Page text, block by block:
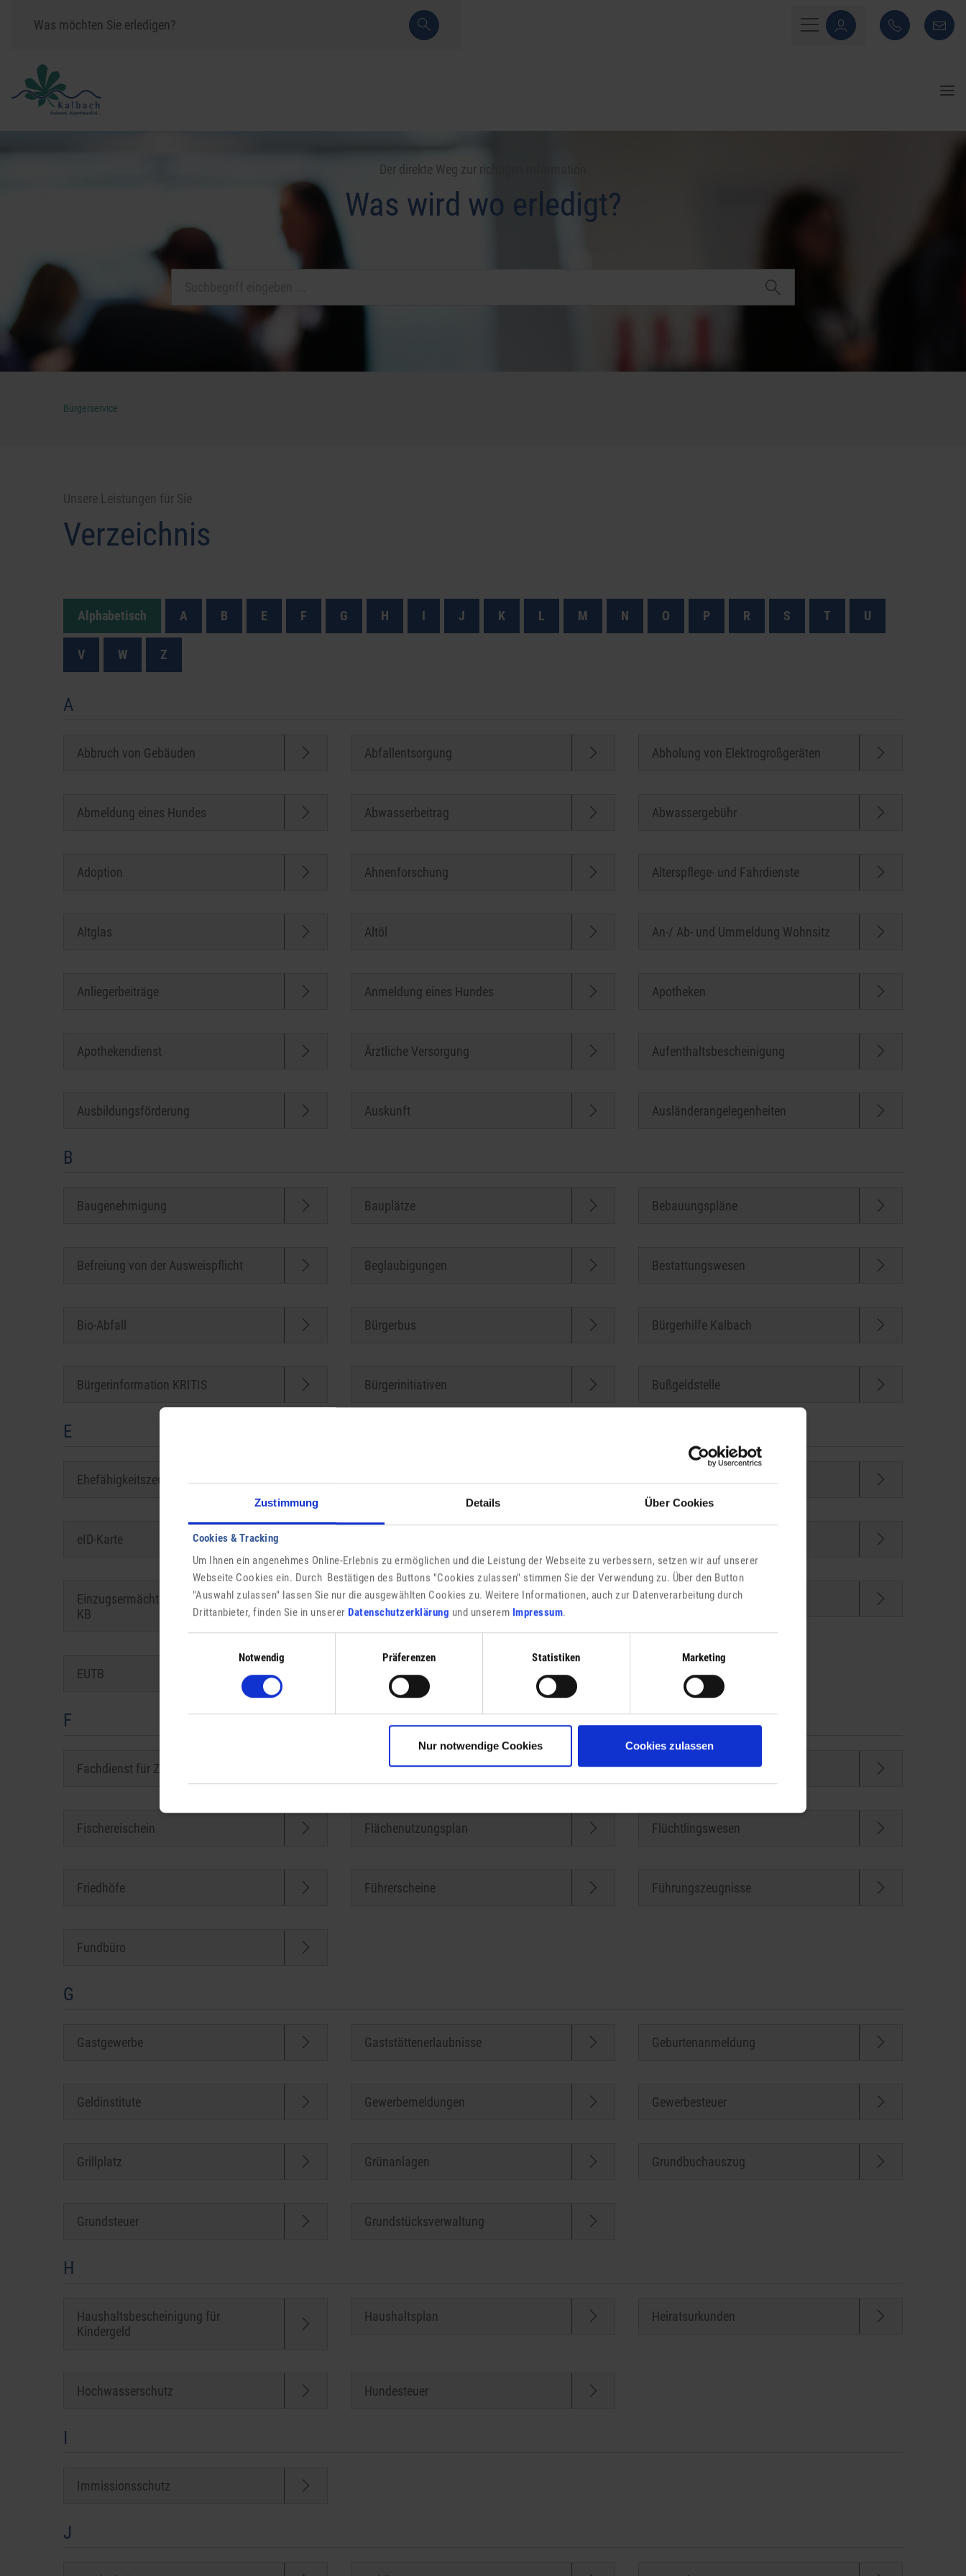
Zustimmung Details Über Cookies
Cookies & Tracking
Um Ihnen ein angenehmes Online-Erlebnis zu ermöglichen und die Leistung der Webseite zu verbessern, setzen wir auf unserer
Webseite Cookies ein. Durch Bestätigen des Buttons "Cookies zulassen" stimmen Sie der Verwendung zu. Über den Button
"Auswahl zulassen" lassen Sie nur die ausgewählten Cookies zu. Weitere Informationen, auch zur Datenverarbeitung durch
Drittanbieter, finden Sie in unserer Datenschutzerklärung und unserem Impressum.
Notwendig
Präferenzen Statistiken Marketing
Nur notwendige Cookies Cookies zulassen
Der direkte Weg zur richtigen Information
Was wird wo erledigt?
Bürgerservice
Unsere Leistungen für Sie
Verzeichnis
Alphabetisch A B E F G H I J K L M N O P R S T U
V W Z
A
Abbruch von Gebäuden Abfallentsorgung Abholung von Elektrogroßgeräten
Abmeldung eines Hundes Abwasserbeitrag Abwassergebühr
Adoption Ahnenforschung Alterspflege- und Fahrdienste
Altglas Altöl An-/ Ab- und Ummeldung Wohnsitz
Anliegerbeiträge Anmeldung eines Hundes Apotheken
Apothekendienst Ärztliche Versorgung Aufenthaltsbescheinigung
Ausbildungsförderung Auskunft Ausländerangelegenheiten
B
Baugenehmigung Bauplätze Bebauungspläne
Befreiung von der Ausweispflicht Beglaubigungen Bestattungswesen
Bio-Abfall Bürgerbus Bürgerhilfe Kalbach
Bürgerinformation KRITIS Bürgerinitiativen Bußgeldstelle
E
Ehefähigkeitszeugnis Eheschließung Ehrungen
eID-Karte
Einzugsermächtigung | Größe: 220
KB
Elektrogeräteentsorgung Entwässerung
EUTB
F
Fachdienst für Zuwanderung Familienfürsorge Feuerwehr
Fischereischein Flächenutzungsplan Flüchtlingswesen
Friedhöfe Führerscheine Führungszeugnisse
Fundbüro
G
Gastgewerbe Gaststättenerlaubnisse Geburtenanmeldung
Geldinstitute Gewerbemeldungen Gewerbesteuer
Grillplatz Grünanlagen Grundbuchauszug
Grundsteuer Grundstücksverwaltung
H
Haushaltsbescheinigung für
Kindergeld
Haushaltsplan Heiratsurkunden
Hochwasserschutz Hundesteuer
I
Immissionsschutz
J